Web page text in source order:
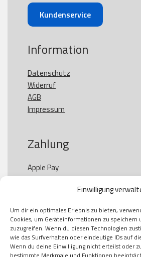
Einwilligung
Um dir ein optimales Erlebnis zu bieten,
Cookies, um Geräteinformationen zu speichern
zuzugreifen. Wenn du diesen Technologien
wie das Surfverhalten oder eindeutige IDs auf
Wenn du deine Einwilligung nicht erteilst oder
Kundenservice
Information
Datenschutz
Widerruf
AGB
Impressum
Zahlung
Apple Pay
Paypal
Kauf auf Rechung
Klarna
American Express